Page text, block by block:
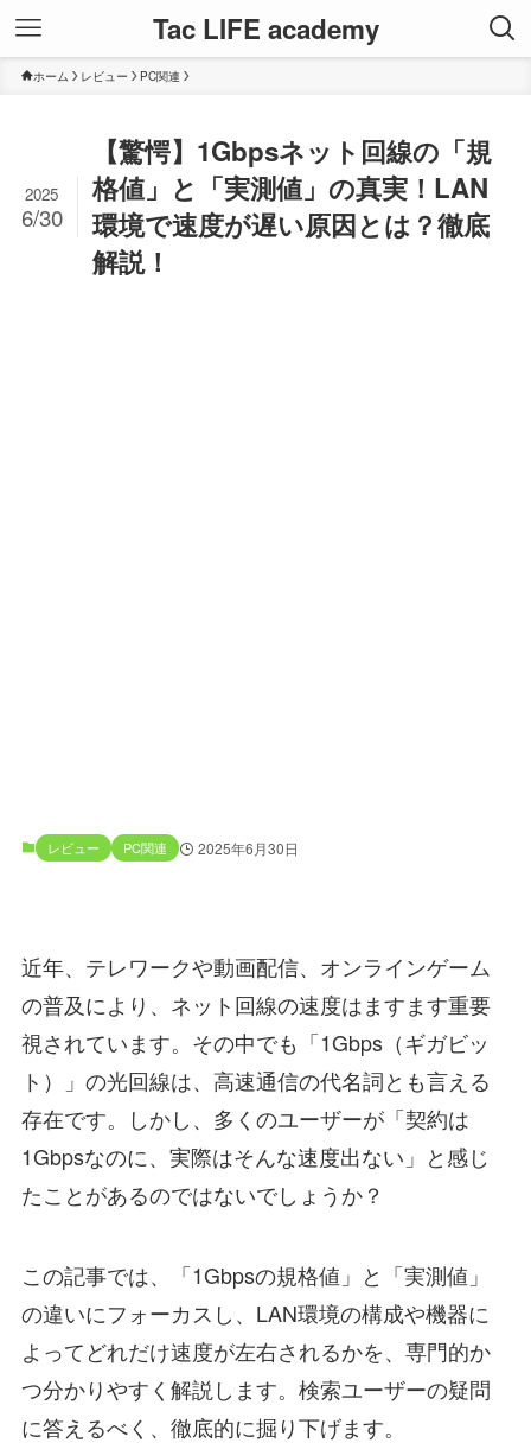
Tac LIFE academy
ホーム レビュー PC関連
【驚愕】1Gbpsネット回線の「規
格値」と「実測値」の真実！LAN
環境で速度が遅い原因とは？徹底
解説！
2025
6/30
レビュー PC関連 2025年6月30日
近年、テレワークや動画配信、オンラインゲーム
の普及により、ネット回線の速度はますます重要
視されています。その中でも「1Gbps（ギガビッ
ト）」の光回線は、高速通信の代名詞とも言える
存在です。しかし、多くのユーザーが「契約は
1Gbpsなのに、実際はそんな速度出ない」と感じ
たことがあるのではないでしょうか？
この記事では、「1Gbpsの規格値」と「実測値」
の違いにフォーカスし、LAN環境の構成や機器に
よってどれだけ速度が左右されるかを、専門的か
つ分かりやすく解説します。検索ユーザーの疑問
に答えるべく、徹底的に掘り下げます。